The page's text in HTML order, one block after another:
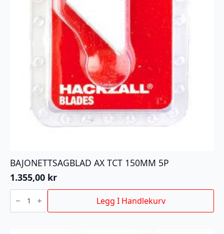
BAJONETTSAGBLAD AX TCT 150MM 5P
1.355,00 kr
BAJONETTSAGBLAD
AX
150MM
Legg I Handlekurv